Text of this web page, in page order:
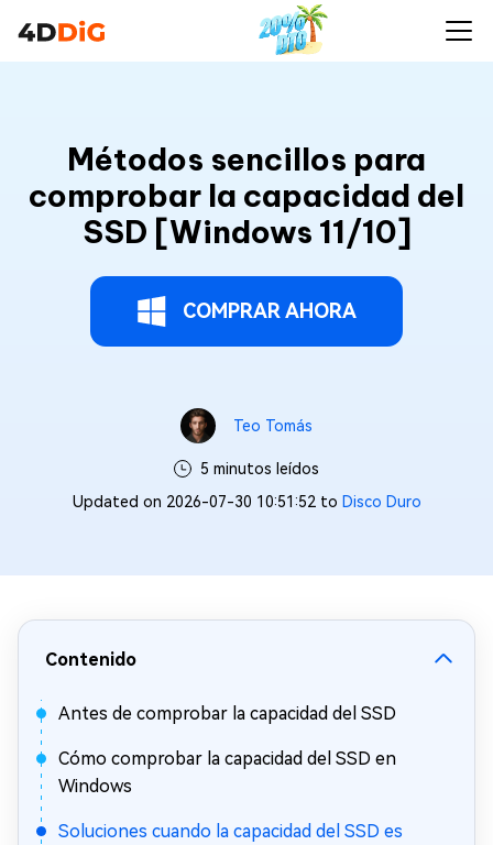
Métodos sencillos para
comprobar la capacidad del
SSD [Windows 11/10]
COMPRAR AHORA
Teo Tomás
5 minutos leídos
Updated on 2026-07-30 10:51:52 to Disco Duro
Contenido
Antes de comprobar la capacidad del SSD
Cómo comprobar la capacidad del SSD en
Windows
Soluciones cuando la capacidad del SSD es